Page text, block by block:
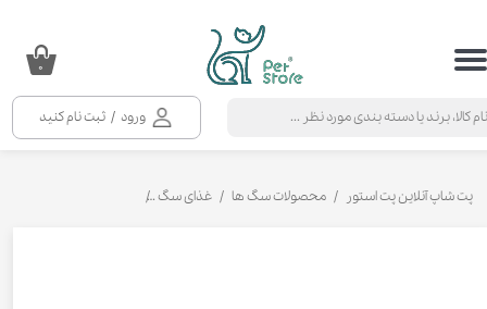
ورود / ثبت نام کنید
حساب کاربری من
خروج از حساب کاربری
۰
پت شاپ آنلاین پت استور محصولات سگ ها غذای سگ